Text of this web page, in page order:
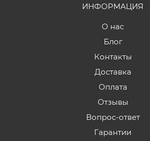
ИНФОРМАЦИЯ
О нас
Блог
Контакты
Доставка
Оплата
Отзывы
Вопрос-ответ
Гарантии